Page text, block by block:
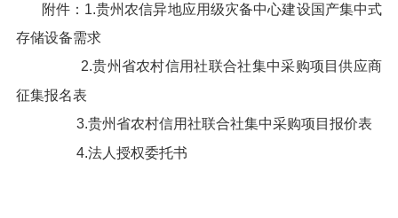
附件：1.贵州农信异地应用级灾备中心建设国产集中式
存储设备需求
2.贵州省农村信用社联合社集中采购项目供应商
征集报名表
3.贵州省农村信用社联合社集中采购项目报价表
4.法人授权委托书